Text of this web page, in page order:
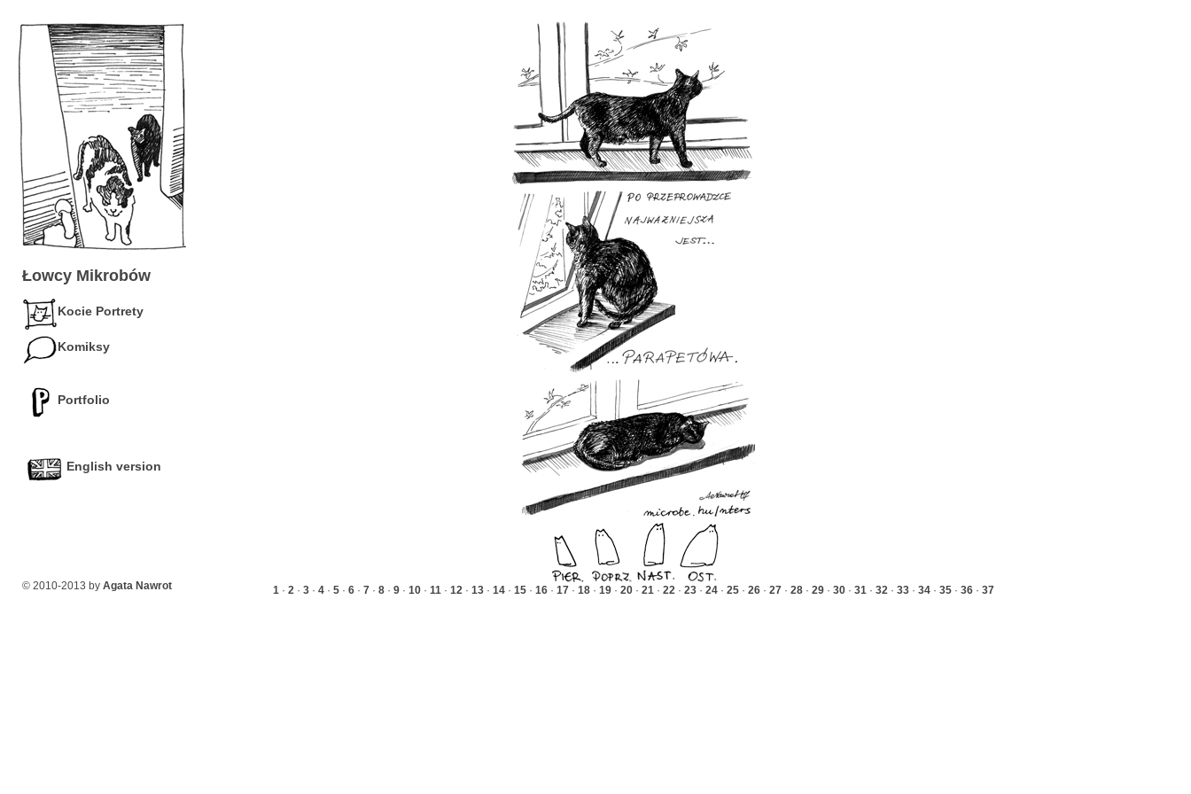
Łowcy Mikrobów
Kocie Portrety
Komiksy
Portfolio
English version
© 2010-2013 by Agata Nawrot 1 · 2 · 3 · 4 · 5 · 6 · 7 · 8 · 9 · 10 · 11 · 12 · 13 · 14 · 15 · 16 · 17 · 18 · 19 · 20 · 21 · 22 · 23 · 24 · 25 · 26 · 27 · 28 · 29 · 30 · 31 · 32 · 33 · 34 · 35 · 36 · 37